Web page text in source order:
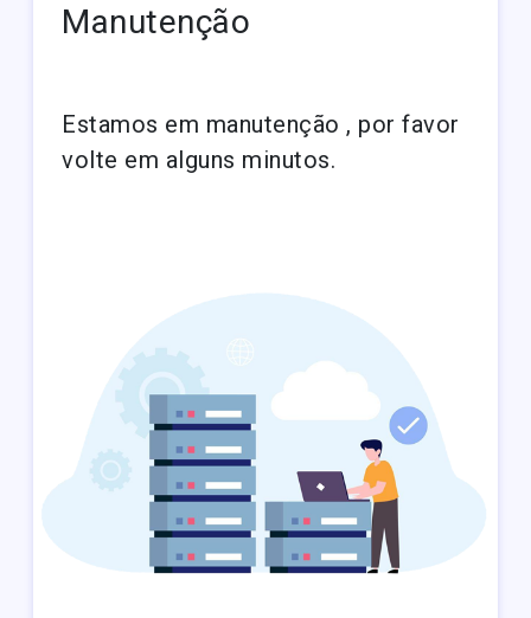
Manutenção
Estamos em manutenção , por favor
volte em alguns minutos.